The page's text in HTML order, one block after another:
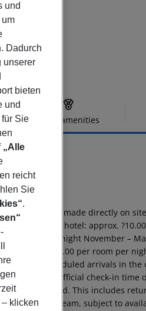
Hotel amenities
Payment is made directly on
night 4?star hotel: approx.
per room per night November –
approx. ?3.00 per room per
night
For scheduled arrivals in
from the official check-in time
be observed. This includes
our service team, subject to
und
Dadurch
unserer
bieten
und
Sie
„Alle
reicht
Sie
.
klicken